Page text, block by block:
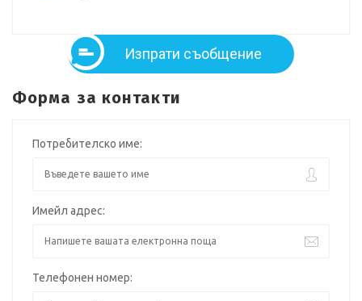
Изпрати съобщение
Форма за контакти
Потребителско име:
Имейл адрес:
Телефонен номер: